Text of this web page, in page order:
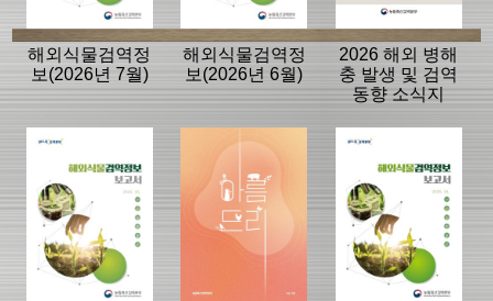
해외식물검역정
보(2026년 7월)
해외식물검역정
보(2026년 6월)
2026 해외 병해
충 발생 및 검역
동향 소식지